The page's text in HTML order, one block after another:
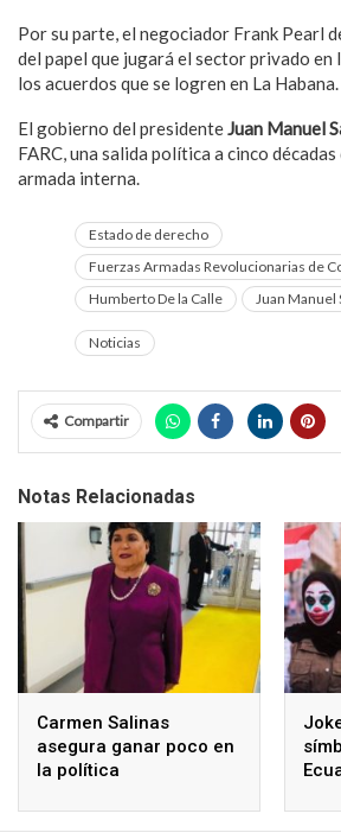
Por su parte, el negociador Frank Pearl
del papel que jugará el sector privado en
los acuerdos que se logren en La Habana.
El gobierno del presidenteJuan Manuel
FARC, una salida política a cinco
armada interna.
Estado de derecho
Fuerzas Armadas Revolucionarias de
Humberto De la Calle
Juan Manuel
Noticias
Compartir
Notas Relacionadas
Carmen Salinas
asegura ganar poco en
la política